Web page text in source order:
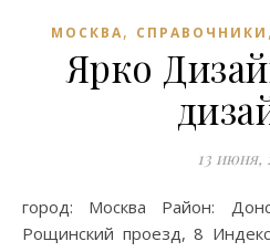
МОСКВА, СПРАВОЧНИКИ ,
Ярко
13 июня,
город: Москва Район: Донской район Адрес: 2-й
Рощинский проезд, 8